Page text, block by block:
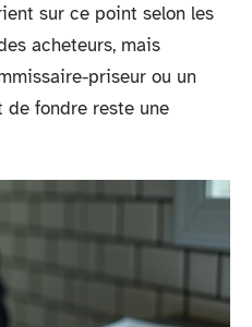
sur ce point selon les
acheteurs, mais
priseur ou un
de fondre reste une